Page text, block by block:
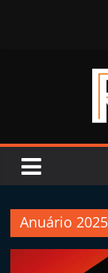
R
Anuário 2025